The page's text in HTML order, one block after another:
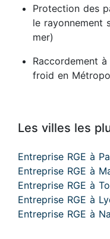
Protection des
le rayonnement
mer)
Raccordement
froid en
Les villes les
Entreprise RGE à
Entreprise RGE à
Entreprise RGE à
Entreprise RGE à
Entreprise RGE à